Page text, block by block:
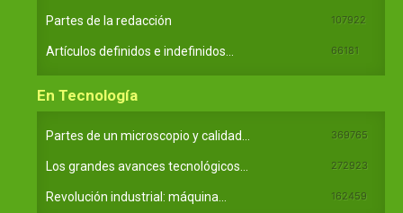
Partes de la redacción 107922
Artículos definidos e indefinidos... 66181
En Tecnología
Partes de un microscopio y calidad... 369765
Los grandes avances tecnológicos... 272923
Revolución industrial: máquina... 162459